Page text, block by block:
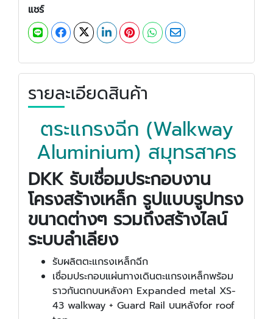
แชร์
รายละเอียดสินค้า
ตระแกรงฉีก (Walkway
Aluminium) สมุทรสาคร
DKK รับเชื่อมประกอบงาน
โครงสร้างเหล็ก รูปแบบรูปทรง
ขนาดต่างๆ รวมถึงสร้างไลน์
ระบบลำเลียง
รับผลิตตะแกรงเหล็กฉีก
เชื่อมประกอบแผ่นทางเดินตะแกรงเหล็กพร้อม
ราวกันตกบนหลังคา Expanded metal XS-
43 walkway + Guard Rail บนหลังfor roof